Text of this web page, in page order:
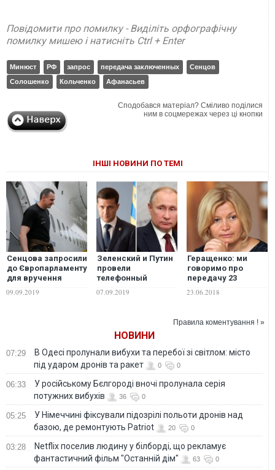
Повідомити про помилку - Виділіть орфографічну
помилку мишею і натисніть Ctrl + Enter
Минюст РФ запрос передача заключенных
Сенцов
Солошенко
Кольченко Афанасьев
Сподобався матеріал? Сміливо поділися
ним в соцмережах через ці кнопки
ІНШІ НОВИНИ ПО ТЕМІ
Сенцова запросили
до Європарламенту
для вручення
09.09.2019
Зеленский и Путин
провели
телефонный
обмена
07.09.2019
Геращенко: ми
говоримо про
передачу 23
всих бранців
23.06.2018
Правила коментування ! »
НОВИНИ
07:29
В Одесі пролунали вибухи та перебої зі світлом: місто
під ударом дронів та ракет
0 0
06:33
У російському Бєлгороді вночі пролунала серія
потужних вибухів
36 0
05:25
У Німеччині фіксували підозрілі польоти дронів над
базою, де ремонтують Patriot
20 0
03:28
Netflix поселив людину у білборді, що рекламує
фантастичний фільм "Останній дім"
63 0